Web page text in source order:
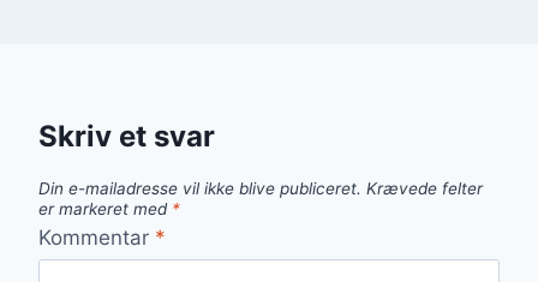
Skriv et svar
Din e-mailadresse vil ikke blive publiceret. Krævede felter
er markeret med *
Kommentar *